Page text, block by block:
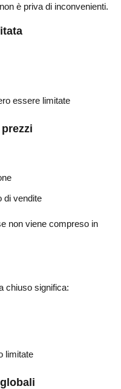
è priva di inconvenienti.
essere limitate
di vendite
non viene compreso in
chiuso significa:
limitate